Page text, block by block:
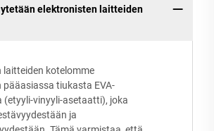
elektronisten laitteiden
laitteiden kotelomme
tiukasta EVA-
(etyyli-vinyyli-asetaatti), joka
ja